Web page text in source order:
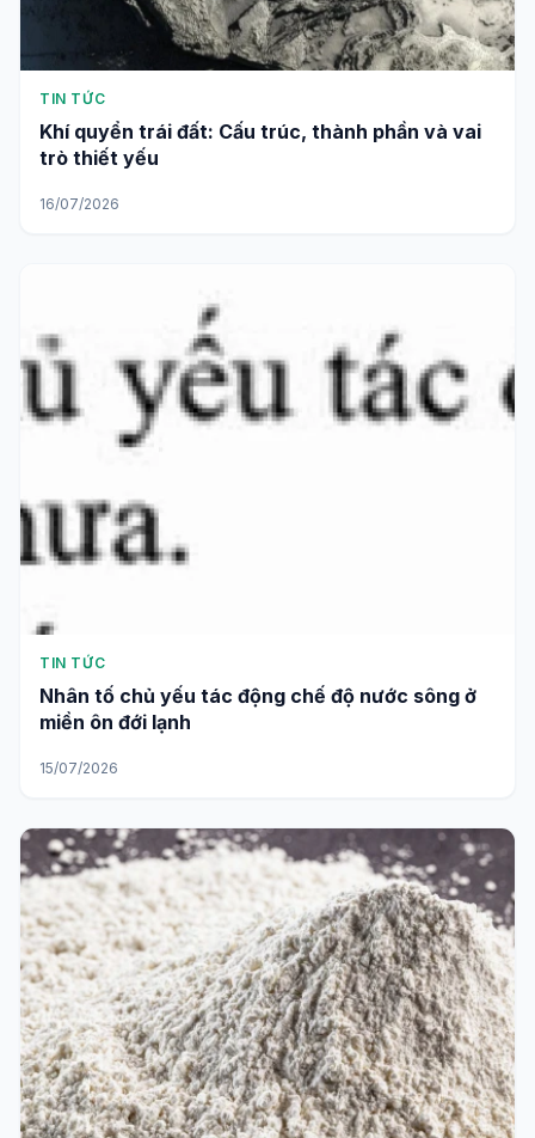
TIN TỨC
Khí quyển trái đất: Cấu trúc, thành phần và vai
trò thiết yếu
16/07/2026
TIN TỨC
Nhân tố chủ yếu tác động chế độ nước sông ở
miền ôn đới lạnh
15/07/2026